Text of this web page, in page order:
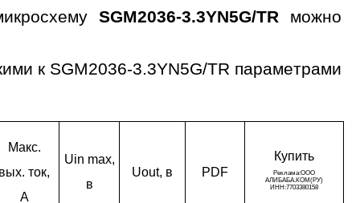
SGM2036-3.3YN5G/TR можно
к SGM2036-3.3YN5G/TR параметрами
Макс.
вых. ток,
A
Uin max,
в
Uout, в PDF
Ку­пить